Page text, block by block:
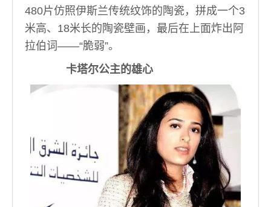
480片仿照伊斯兰传统纹饰的陶瓷，拼成一个3
米高、18米长的陶瓷壁画，最后在上面炸出阿
拉伯词——“脆弱”。
卡塔尔公主的雄心